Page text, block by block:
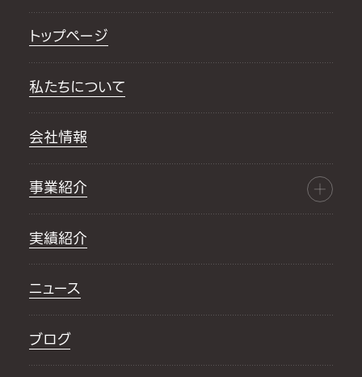
トップページ
私たちについて
会社情報
事業紹介
実績紹介
ニュース
ブログ